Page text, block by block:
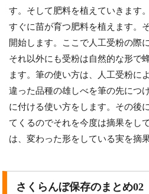
す。そして肥料を植えていきます
すぐに苗が育つ肥料を植えます。
開始します。ここで人工受粉の際
それ以外にも受粉は自然的な形で
ます。筆の使い方は、人工受粉に
違った品種の雄しべを筆の先につ
に付ける使い方をします。その後
てくるのでそれを今度は摘果をし
は、変わった形をしている実を摘
さくらんぼ保存のまとめ02